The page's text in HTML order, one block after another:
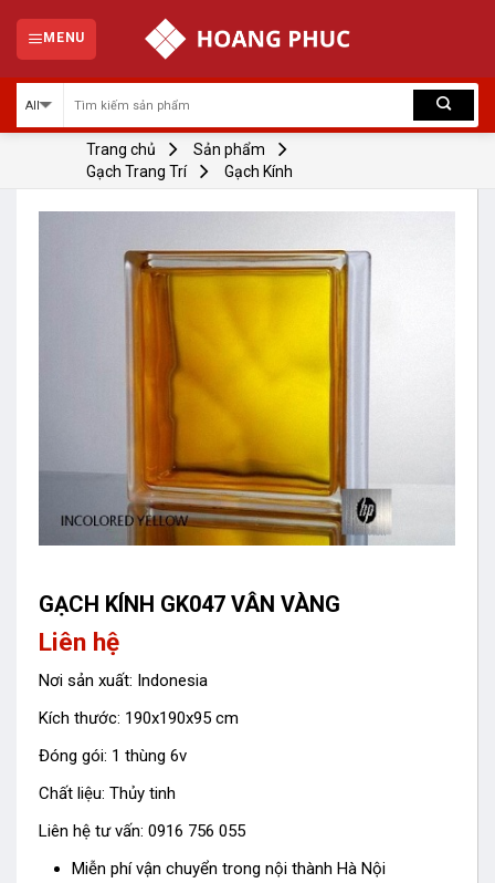
content
MENU
Trang chủ
Sản phẩm
Gạch Trang Trí
Gạch Kính
GẠCH KÍNH GK047 VÂN VÀNG
Liên hệ
Nơi sản xuất: Indonesia
Kích thước: 190x190x95 cm
Đóng gói: 1 thùng 6v
Chất liệu: Thủy tinh
Liên hệ tư vấn: 0916 756 055
Miễn phí vận chuyển trong nội thành Hà Nội